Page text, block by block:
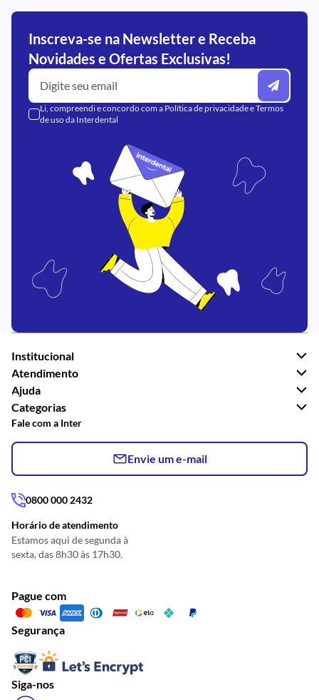
Inscreva-se na Newsletter e Receba
Novidades e Ofertas Exclusivas!
Li, compreendi e concordo com a Política de privacidadeeTermos
de usoda Interdental
Institucional
Atendimento
Ajuda
Categorias
Fale com a Inter
Envie um e-mail
0800 000 2432
Horário de atendimento
Estamos aqui de segunda à
sexta, das 8h30 às 17h30.
Pague com
Segurança
Siga-nos